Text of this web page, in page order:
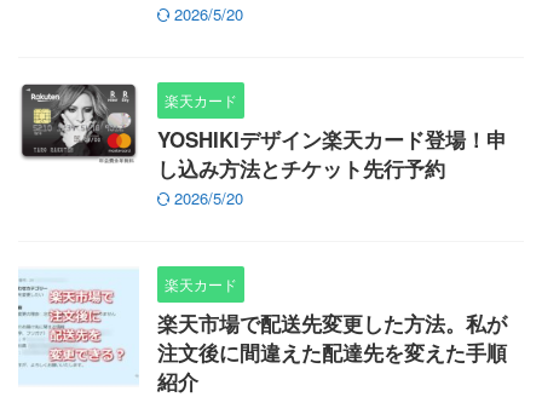
2026/5/20
楽天カード
YOSHIKIデザイン楽天カード登場！申
し込み方法とチケット先行予約
2026/5/20
楽天カード
楽天市場で配送先変更した方法。私が
注文後に間違えた配達先を変えた手順
紹介